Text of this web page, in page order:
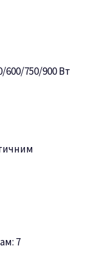
600/750/900 Вт
7